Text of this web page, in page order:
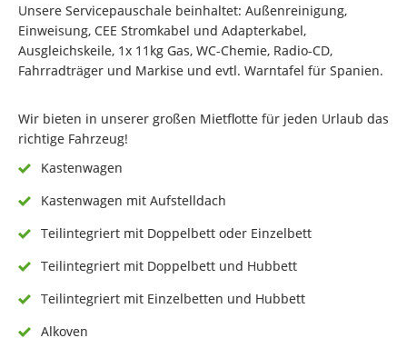
Unsere Servicepauschale beinhaltet: Außenreinigung,
Einweisung, CEE Stromkabel und Adapterkabel,
Ausgleichskeile, 1x 11kg Gas, WC-Chemie, Radio-CD,
Fahrradträger und Markise und evtl. Warntafel für Spanien.
Wir bieten in unserer großen Mietflotte für jeden Urlaub das
richtige Fahrzeug!
Kastenwagen
Kastenwagen mit Aufstelldach
Teilintegriert mit Doppelbett oder Einzelbett
Teilintegriert mit Doppelbett und Hubbett
Teilintegriert mit Einzelbetten und Hubbett
Alkoven